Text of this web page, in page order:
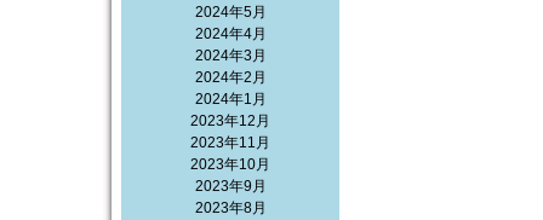
2024年5月
2024年4月
2024年3月
2024年2月
2024年1月
2023年12月
2023年11月
2023年10月
2023年9月
2023年8月